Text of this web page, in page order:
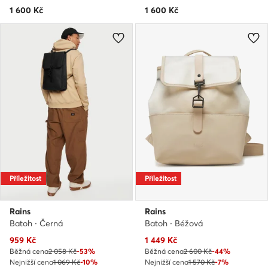
1 600 Kč
1 600 Kč
Příležitost
Rains
Batoh · Černá
Aktuální cena
959 Kč
Běžná cena2 058 Kč-53%
Nejnižší cena1 069 Kč-10%
Příležitost
Rains
Batoh · Béžová
Aktuální cena
1 449 Kč
Běžná cena2 600 Kč-44%
Nejnižší cena1 570 Kč-7%